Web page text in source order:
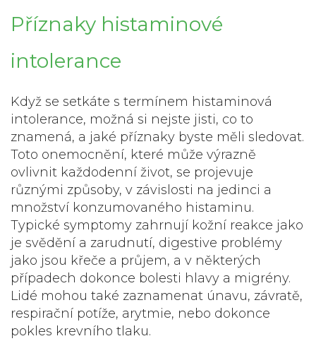
Příznaky histaminové
intolerance
Když se setkáte s termínem histaminová
intolerance, možná si nejste jisti, co to
znamená, a jaké příznaky byste měli sledovat.
Toto onemocnění, které může výrazně
ovlivnit každodenní život, se projevuje
různými způsoby, v závislosti na jedinci a
množství konzumovaného histaminu.
Typické symptomy zahrnují kožní reakce jako
je svědění a zarudnutí, digestive problémy
jako jsou křeče a průjem, a v některých
případech dokonce bolesti hlavy a migrény.
Lidé mohou také zaznamenat únavu, závratě,
respirační potíže, arytmie, nebo dokonce
pokles krevního tlaku.